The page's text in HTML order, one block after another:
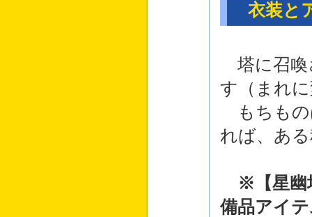
衣装と
塔に召喚
す（まれ
もちもの
れば、あ
※【星幽
備品アイ